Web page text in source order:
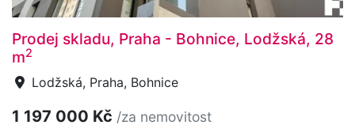
Prodej skladu, Praha - Bohnice, Lodžská, 28
m2
Lodžská, Praha, Bohnice
1 197 000 Kč /za nemovitost